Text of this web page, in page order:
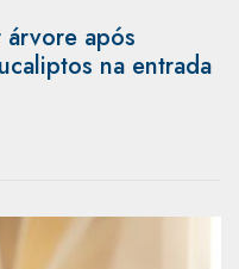
após
na entrada